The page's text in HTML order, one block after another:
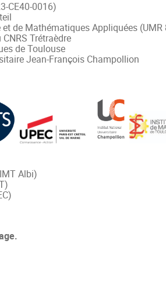
CE40-0016)
de Mathématiques Appliquées (UMR
Trétraèdre
de Toulouse
Jean-François Champollion
Albi)